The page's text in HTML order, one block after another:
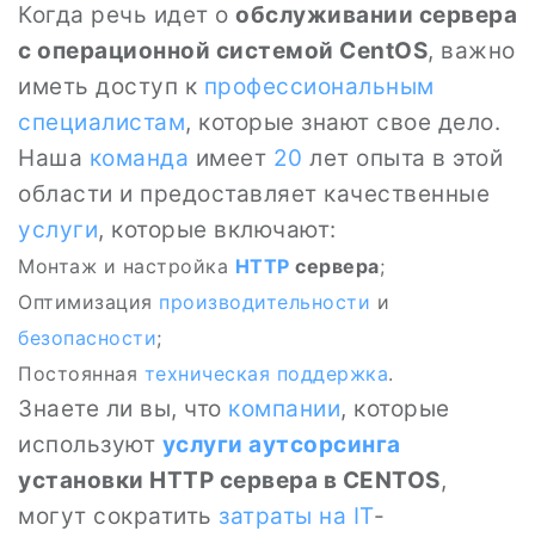
Когда речь идет о обслуживании сервера
с операционной системой CentOS, важно
иметь доступ к профессиональным
специалистам, которые знают свое дело.
Наша команда имеет 20 лет опыта в этой
области и предоставляет качественные
услуги, которые включают:
Монтаж и настройка HTTP сервера;
Оптимизация производительности и
безопасности;
Постоянная техническая поддержка.
Знаете ли вы, что компании, которые
используют услуги аутсорсинга
установки HTTP сервера в CENTOS,
могут сократить затраты на IT-